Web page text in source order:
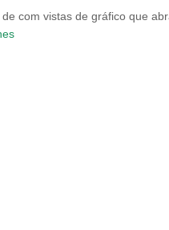
com vistas de gráfico que